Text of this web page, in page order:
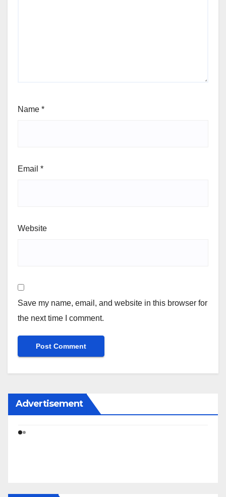
Name *
Email *
Website
Save my name, email, and website in this browser for
the next time I comment.
Advertisement